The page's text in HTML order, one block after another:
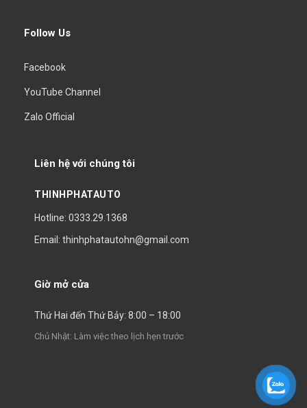
Follow Us
Facebook
YouTube Channel
Zalo Official
Liên hệ với chúng tôi
THINHPHATAUTO
Hotline: 0333.29.1368
Email: thinhphatautohn@gmail.com
Giờ mở cửa
Thứ Hai đến Thứ Bảy: 8:00 – 18:00
Chủ Nhật: Làm việc theo lịch hẹn trước